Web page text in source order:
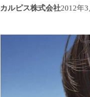
カルピス株式会社2012年